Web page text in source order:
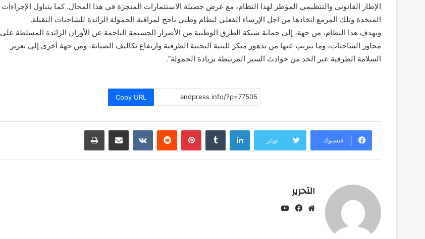
الإطار القانوني والتنظيمي المؤطر لهذا النظام، مع عرض حصيلة الاستثمارات المنجزة في هذا المجال. كما يتناول الإجراءات
المتخذة وتلك المزمع اتخاذها من اجل الإرساء الفعلي لنظام وطني ناجح لمراقبة الحمولة الزائدة للشاحنات الثقيلة.
ويهدف هذا النظام، من جهة، إلى حماية شبكة الطرق الوطنية من الأضرار الجسيمة الناجمة عن الأوزان الزائدة المسلطة على
محاور الشاحنات، وما يترتب عنها من تدهور مبكر للبنية التحتية الطرقية وارتفاع تكاليف الصيانة، ومن جهة أخرى إلى تعزيز
السلامة الطرقية عبر الحد من حوادث السير المرتبطة بزيادة الحمولة”.
Copy URL
فيسبوك تويتر
لينكدإن بينتيريست مشاركة عبر البريد طباعة
التحرير